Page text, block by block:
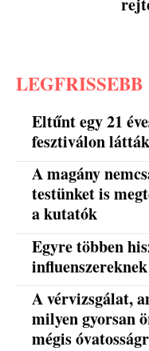
LEGFRISSEBB
Eltűnt egy 21
fesztiválon
A magány
testünket is
a kutatók
Egyre többen
A vérvizsgálat,
milyen gyorsan
mégis